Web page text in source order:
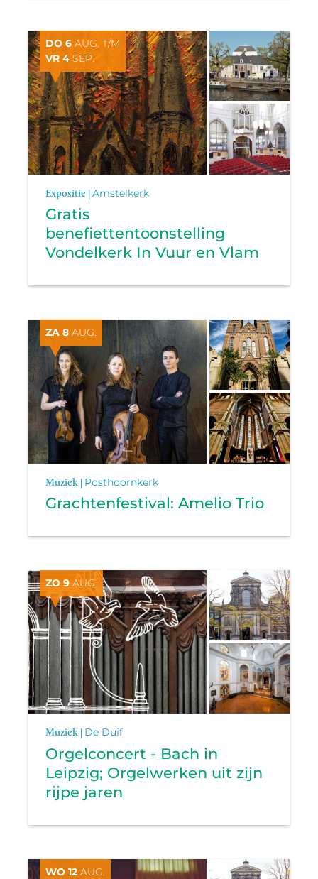
DO 6 AUG. T/M
VR 4 SEP.
Expositie |Amstelkerk
Gratis
benefiettentoonstelling
Vondelkerk In Vuur en Vlam
ZA 8 AUG.
Muziek | Posthoornkerk
Grachtenfestival: Amelio Trio
ZO 9 AUG.
Muziek | De Duif
Orgelconcert - Bach in
Leipzig; Orgelwerken uit zijn
rijpe jaren
WO 12 AUG.